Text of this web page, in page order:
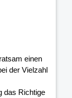
einen
der Vielzahl
das Richtige